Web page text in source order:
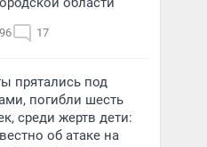
17
прятались под
погибли шесть
среди жертв дети:
об атаке на